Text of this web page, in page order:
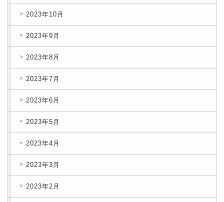
2023年10月
2023年9月
2023年8月
2023年7月
2023年6月
2023年5月
2023年4月
2023年3月
2023年2月